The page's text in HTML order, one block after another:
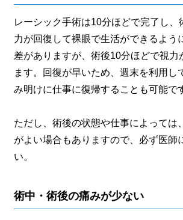
レーシック手術は10分ほどで完了し、
力が回復して裸眼で生活ができるよう
差がありますが、術後10分ほどで視力
ます。回復が早いため、週末を利用し
み明けに仕事に復帰することも可能で
ただし、術後の状態や仕事によっては
がよい場合もありますので、必ず医師
い。
術中・術後の痛みが少ない